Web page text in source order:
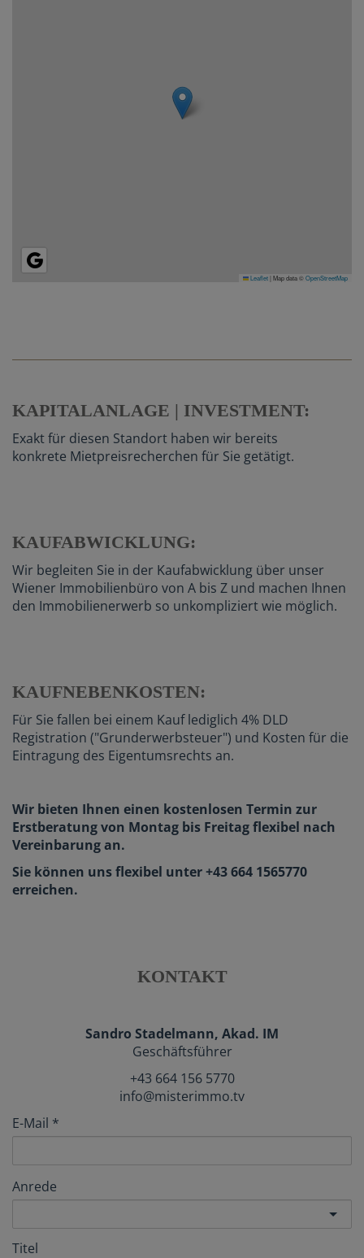
Leaflet| Map data ©OpenStreetMap
KAPITALANLAGE | INVESTMENT:
Exakt für diesen Standort haben wir bereits
konkrete Mietpreisrecherchen für Sie getätigt.
KAUFABWICKLUNG:
Wir begleiten Sie in der Kaufabwicklung über unser
Wiener Immobilienbüro von A bis Z und machen Ihnen
den Immobilienerwerb so unkompliziert wie möglich.
KAUFNEBENKOSTEN:
Für Sie fallen bei einem Kauf lediglich 4% DLD
Registration ("Grunderwerbsteuer") und Kosten für die
Eintragung des Eigentumsrechts an.
Wir bieten Ihnen einen kostenlosen Termin zur
Erstberatung von Montag bis Freitag flexibel nach
Vereinbarung an.
Sie können uns flexibel unter +43 664 1565770
erreichen.
KONTAKT
Sandro Stadelmann, Akad. IM
Geschäftsführer
+43 664 156 5770
info@misterimmo.tv
E-Mail
Anrede
Titel